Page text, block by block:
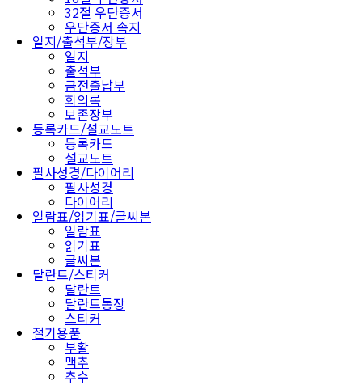
32절 우단증서
우단증서 속지
일지/출석부/장부
일지
출석부
금전출납부
회의록
보존장부
등록카드/설교노트
등록카드
설교노트
필사성경/다이어리
필사성경
다이어리
일람표/읽기표/글씨본
일람표
읽기표
글씨본
달란트/스티커
달란트
달란트통장
스티커
절기용품
부활
맥추
추수